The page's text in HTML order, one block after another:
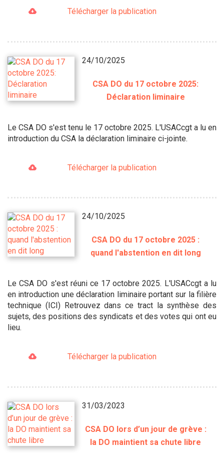
Télécharger la publication
24/10/2025
CSA DO du 17 octobre 2025:
Déclaration liminaire
Le CSA DO s'est tenu le 17 octobre 2025. L'USACcgt a lu en
introduction du CSA la déclaration liminaire ci-jointe.
Télécharger la publication
24/10/2025
CSA DO du 17 octobre 2025 :
quand l'abstention en dit long
Le CSA DO s'est réuni ce 17 octobre 2025. L'USACcgt a lu
en introduction une déclaration liminaire portant sur la filière
technique (ICI) Retrouvez dans ce tract la synthèse des
sujets, des positions des syndicats et des votes qui ont eu
lieu.
Télécharger la publication
31/03/2023
CSA DO lors d’un jour de grève :
la DO maintient sa chute libre